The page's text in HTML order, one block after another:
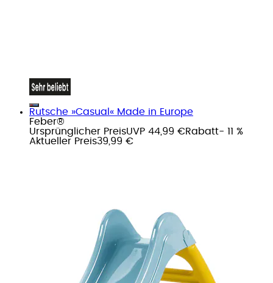
Rutsche »Casual« Made in Europe
Feber®
Ursprünglicher PreisUVP 44,99 €Rabatt- 11 %
Aktueller Preis39,99 €